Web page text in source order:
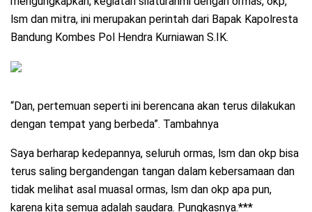
lsm dan mitra, ini merupakan perintah dari Bapak Kapolresta
Bandung Kombes Pol Hendra Kurniawan S.IK.
“Dan, pertemuan seperti ini berencana akan terus dilakukan
dengan tempat yang berbeda”. Tambahnya
Saya berharap kedepannya, seluruh ormas, lsm dan okp bisa
terus saling bergandengan tangan dalam kebersamaan dan
tidak melihat asal muasal ormas, lsm dan okp apa pun,
karena kita semua adalah saudara. Pungkasnya.***